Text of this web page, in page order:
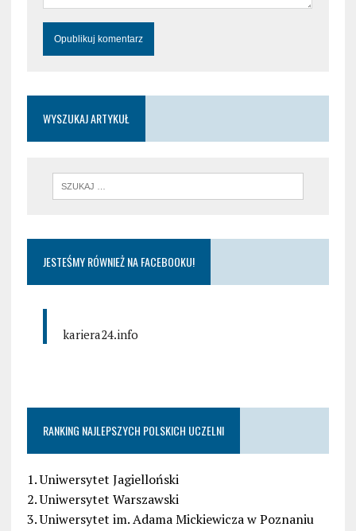
WYSZUKAJ ARTYKUŁ
JESTEŚMY RÓWNIEŻ NA FACEBOOKU!
kariera24.info
RANKING NAJLEPSZYCH POLSKICH UCZELNI
1. Uniwersytet Jagielloński
2. Uniwersytet Warszawski
3. Uniwersytet im. Adama Mickiewicza w Poznaniu